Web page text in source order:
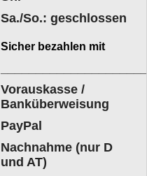
Sa./So.: geschlossen
Sicher bezahlen mit
Vorauskasse /
Banküberweisung
PayPal
Nachnahme (nur D
und AT)